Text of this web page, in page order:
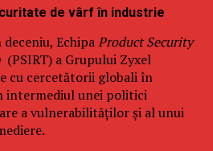
de vârf în industrie
EchipaProduct Security
(PSIRT) a Grupului Zyxel
cu cercetătorii globali în
intermediul unei politici
a vulnerabilităților și al unui